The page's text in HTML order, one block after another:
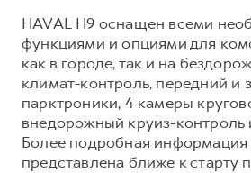
HAVAL H9 оснащен всеми
функциями и опциями для
как в городе, так и на
климат-контроль, передний и
парктроники, 4 камеры
внедорожный круиз-контроль
Более подробная информация
представлена ближе к старту